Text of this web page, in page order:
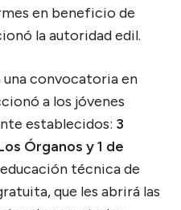
en beneficio de
la autoridad edil.
convocatoria en
a los jóvenes
establecidos: 3
Órganos y 1 de
técnica de
que les abrirá las